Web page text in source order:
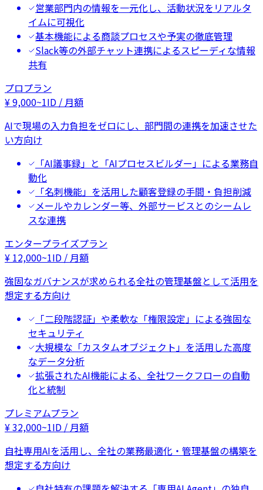
営業部門内の情報を一元化し、活動状況をリアルタ
イムに可視化
基本機能による商談プロセスや予実の徹底管理
Slack等の外部チャット連携によるスピーディな情報
共有
プロプラン
¥9,000~1ID / 月額
AIで現場の入力負担をゼロにし、部門間の連携を加速させた
い方向け
「AI議事録」と「AIプロセスビルダー」による業務自
動化
「名刺機能」を活用した顧客登録の手間・負担削減
メールやカレンダー等、外部サービスとのシームレ
スな連携
エンタープライズプラン
¥ 12,000~1ID / 月額
強固なガバナンスが求められる全社の管理基盤として活用を
想定する方向け
「二段階認証」や柔軟な「権限設定」による強固な
セキュリティ
大規模な「カスタムオブジェクト」を活用した高度
なデータ分析
拡張されたAI機能による、全社ワークフローの自動
化と統制
プレミアムプラン
¥32,000~1ID / 月額
自社専用AIを活用し、全社の業務最適化・管理基盤の構築を
想定する方向け